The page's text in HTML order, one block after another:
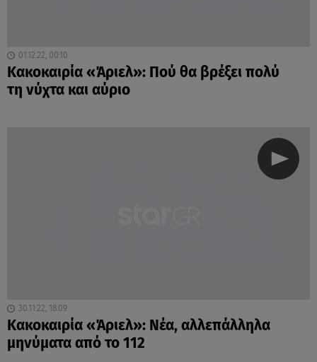
01.12.22, 00:10
Κακοκαιρία «Άριελ»: Πού θα βρέξει πολύ
τη νύχτα και αύριο
30.11.22, 18:09
Κακοκαιρία «Άριελ»: Νέα, αλλεπάλληλα
μηνύματα από το 112